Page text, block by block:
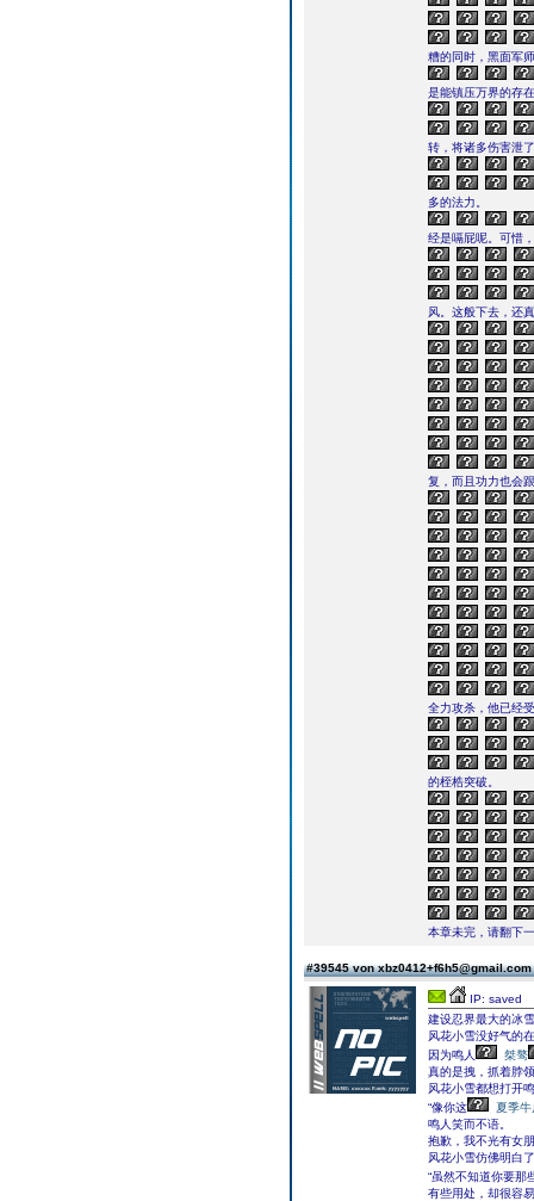
糟的同时，黑面军
是能镇压万界的存
转，将诸多伤害泄
多的法力。
经是嗝屁呢。可惜
风。这般下去，还
复，而且功力也会
全力攻杀，他已经
的桎梏突破。
本章未完，请翻下
#39545 von xbz0412+f6h5@gmail.com
IP: saved
建设忍界最大的冰
风花小雪没好气的
因为鸣人
桀骜
真的是拽，抓着脖
风花小雪都想打开
“像你这
夏季牛
鸣人笑而不语。
抱歉，我不光有女
风花小雪仿佛明白
“虽然不知道你要那
有些用处，却很容